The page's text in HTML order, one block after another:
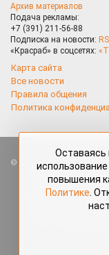
Архив материалов
Подача рекламы:
+7 (391) 211-56-88
Подписка на новости:
«Красраб» в соцсетях:
Карта сайта
Все новости
Правила общения
Политика
Все права
«Красраб.ру»
и читателями,
частичное
«Красраб.ру»,
Оставаясь
повышения
Политике .